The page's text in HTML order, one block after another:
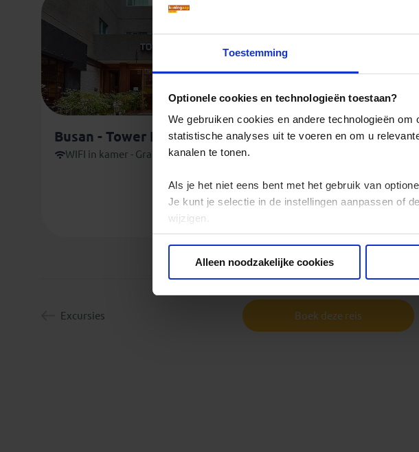
Toestemming
Optionele cookies en technologieën toestaan?
We gebruiken cookies en andere technologieën
statistische analyses uit te voeren en om u
kanalen te tonen.
Als je het niet eens bent met het gebruik van
Je kunt je selectie in de instellingen aanpassen of
wijzigen.
Alleen noodzakelijke cookies
Busan - Tower Hill Hotel
4
WIFI in kamer - Gratis
Gyeongju
Excursies Boek deze reis